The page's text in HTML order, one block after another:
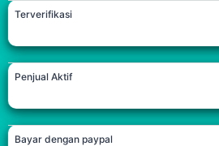
Terverifikasi
Penjual Aktif
Bayar dengan paypal